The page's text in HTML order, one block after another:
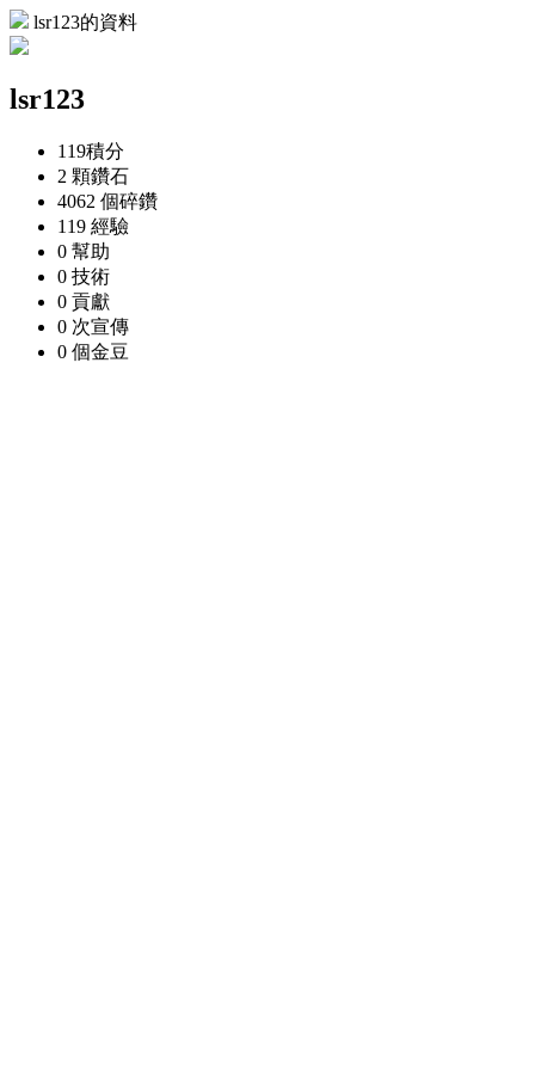
lsr123的資料
lsr123
119積分
2 顆鑽石
4062 個碎鑽
119 經驗
0 幫助
0 技術
0 貢獻
0 次宣傳
0 個金豆